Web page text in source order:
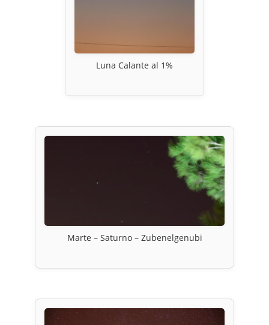
Luna Calante al 1%
Marte – Saturno – Zubenelgenubi